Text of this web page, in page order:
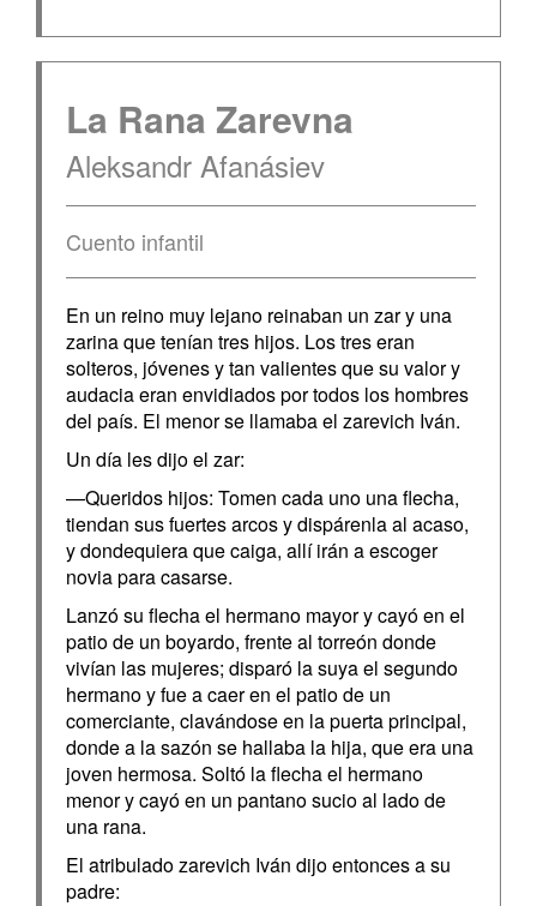
La Rana Zarevna
Aleksandr Afanásiev
Cuento infantil
En un reino muy lejano reinaban un zar y una
zarina que tenían tres hijos. Los tres eran
solteros, jóvenes y tan valientes que su valor y
audacia eran envidiados por todos los hombres
del país. El menor se llamaba el zarevich Iván.
Un día les dijo el zar:
—Queridos hijos: Tomen cada uno una flecha,
tiendan sus fuertes arcos y dispárenla al acaso,
y dondequiera que caiga, allí irán a escoger
novia para casarse.
Lanzó su flecha el hermano mayor y cayó en el
patio de un boyardo, frente al torreón donde
vivían las mujeres; disparó la suya el segundo
hermano y fue a caer en el patio de un
comerciante, clavándose en la puerta principal,
donde a la sazón se hallaba la hija, que era una
joven hermosa. Soltó la flecha el hermano
menor y cayó en un pantano sucio al lado de
una rana.
El atribulado zarevich Iván dijo entonces a su
padre: